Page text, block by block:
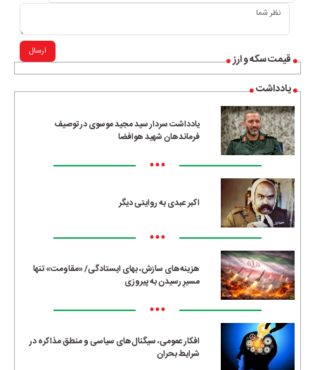
قیمت سکه و ارز
یادداشت
یادداشت سردار سید مجید موسوی در توصیف
فرماندهان شهید هوافضا
•••
اکبر عبدی به روایتی دیگر
•••
هزینه‌های سازش، بهای ایستادگی/ «مقاومت» تنها
مسیرِ رسیدن به پیروزی
•••
افکار عمومی، سیگنال‌های سیاسی و منطق مذاکره در
شرایط بحران
ارسال